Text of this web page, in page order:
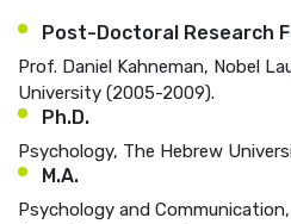
Post-Doctoral Research
Prof. Daniel Kahneman, Nobel
University (2005-2009).
Ph.D.
Psychology, The Hebrew
M.A.
Psychology and